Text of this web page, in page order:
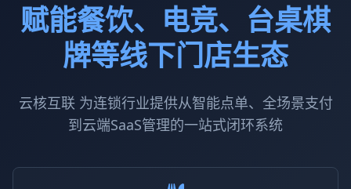
赋能餐饮、电竞、台桌棋
牌等线下门店生态
云核互联 为连锁行业提供从智能点单、全场景支付
到云端SaaS管理的一站式闭环系统